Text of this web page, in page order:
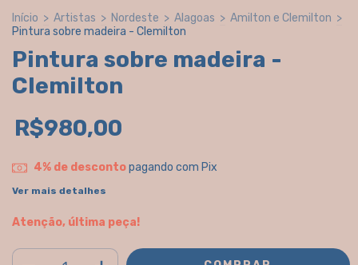
Início > Artistas > Nordeste > Alagoas > Amilton e Clemilton >
Pintura sobre madeira - Clemilton
Pintura sobre madeira -
Clemilton
R$980,00
4% de descontopagando com Pix
Ver mais detalhes
Atenção, última peça!